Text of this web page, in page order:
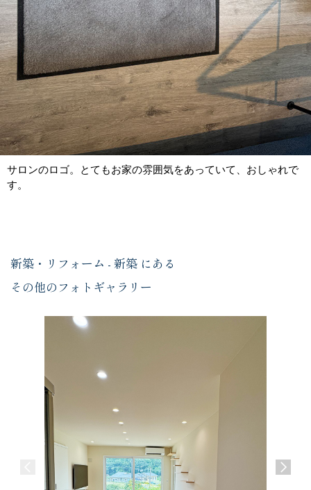
サロンのロゴ。とてもお家の雰囲気をあっていて、おしゃれで
す。
新築・リフォーム - 新築 にある
その他のフォトギャラリー